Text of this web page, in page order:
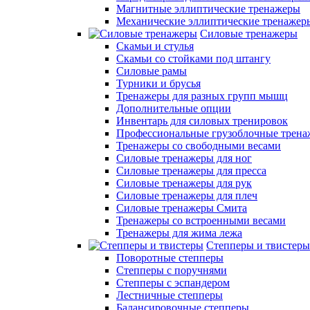
Магнитные эллиптические тренажеры
Механические эллиптические
Силовые тренажеры
Скамьи и стулья
Скамьи со стойками под штангу
Силовые рамы
Турники и брусья
Тренажеры для разных групп мышц
Дополнительные опции
Инвентарь для силовых тренировок
Профессиональные грузоблочные
Тренажеры со свободными весами
Силовые тренажеры для ног
Силовые тренажеры для пресса
Силовые тренажеры для рук
Силовые тренажеры для плеч
Силовые тренажеры Смита
Тренажеры со встроенными весами
Тренажеры для жима лежа
Степперы и твистеры
Поворотные степперы
Степперы с поручнями
Степперы с эспандером
Лестничные степперы
Балансировочные степперы